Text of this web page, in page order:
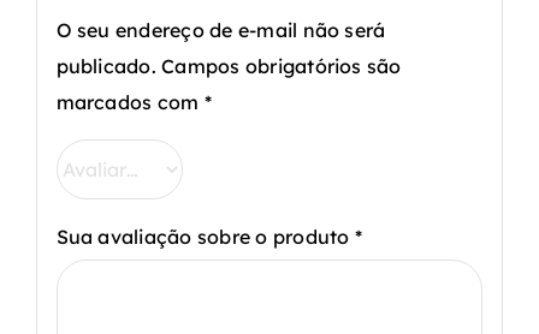
O seu endereço de e-mail não será
publicado. Campos obrigatórios são
marcados com *
Sua avaliação sobre o produto *